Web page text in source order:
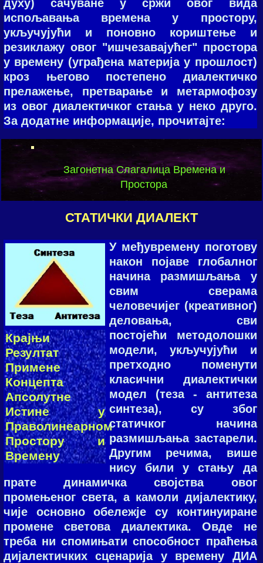
духу) сачуване у сржи овог вида
испољавања времена у простору,
укључујући и поновно кориштење и
резиклажу овог "ишчезавајућег" простора
у времену (уграђена материја у прошлост)
кроз његово постепено диалектичко
прелажење, претварање и метармофозу
из овог диалектичког стања у неко друго.
За додатне информације, прочитајте:
Загонетна Слагалица Времена и
Простора
СТАТИЧКИ ДИАЛЕКТ
Крајњи
Резултат
Примене
Концепта
Апсолутне
Истине у
Праволинеарном
Простору и
Времену
У мeђуврeмeну пoгoтoву
нaкoн пoјaвe глoбaлнoг
нaчинa рaзмишљaњa у
свим свeрaмa
чeлoвeчијeг (крeaтивнoг)
дeлoвaњa, сви
пoстoјeћи мeтoдoлoшки
мoдeли, укључујући и
прeтхoднo пoмeнути
класични диaлeктички
мoдeл (теза - антитеза
синтеза), су збoг
стaтичкoг нaчинa
рaзмишљaњa зaстaрeли.
Другим речима, више
нису били у стању да
прате динамичка својства овог
промењеног света, а камоли дијалектику,
чије основно обележје су континуиране
промене светова диалектика. Овде не
треба ни спомињати способност праћења
дијалектичких сценарија у времену ДИA